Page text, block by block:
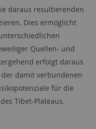
daraus resultierenden
Dies ermöglicht
Quellen- und
erfolgt daraus
damit verbundenen
für die
Tibet-Plateaus.